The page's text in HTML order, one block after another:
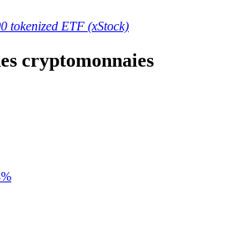
tokenized ETF (xStock)
cryptomonnaies
%